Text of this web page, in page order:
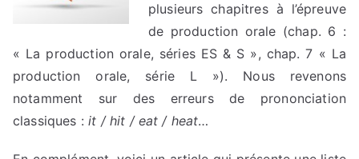
plusieurs chapitres à l’épreuve
de production orale (chap. 6 :
« La production orale, séries ES & S », chap. 7 « La
production orale, série L »). Nous revenons
notamment sur des erreurs de prononciation
classiques :it / hit / eat / heat…